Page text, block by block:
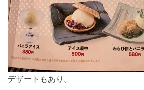
デザートもあり。